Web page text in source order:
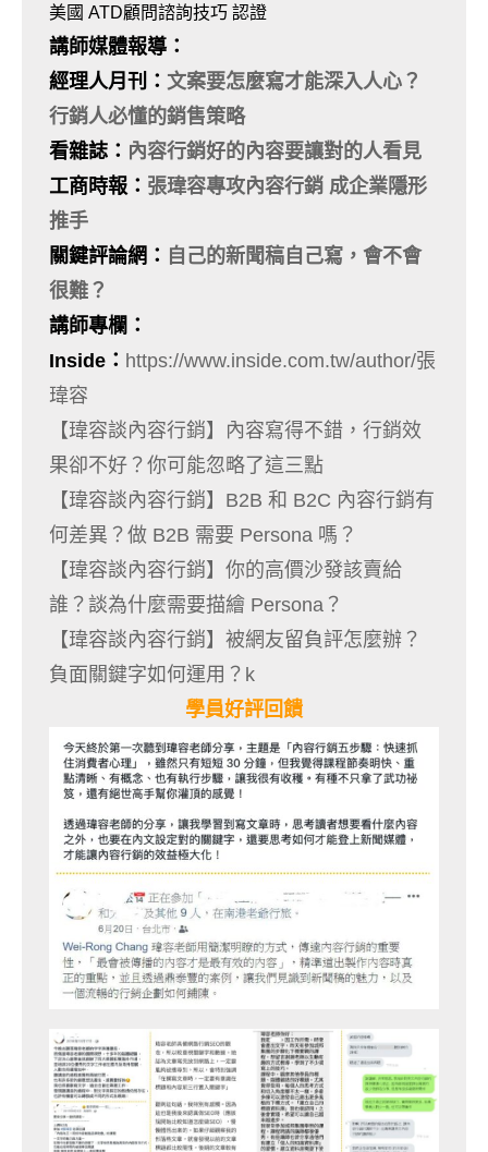
美國 ATD顧問諮詢技巧 認證
講師媒體報導：
經理人月刊 ： 文案要怎麼寫才能深入人心？
行銷人必懂的銷售策略
看雜誌 ： 內容行銷好的內容要讓對的人看見
工商時報 ： 張瑋容專攻內容行銷 成企業隱形
推手
關鍵評論網： 自己的新聞稿自己寫，會不會
很難？
講師專欄：
Inside ： https://www.inside.com.tw/author/張
瑋容
【瑋容談內容行銷】內容寫得不錯，行銷效
果卻不好？你可能忽略了這三點
【瑋容談內容行銷】B2B 和 B2C 內容行銷有
何差異？做 B2B 需要 Persona 嗎？
【瑋容談內容行銷】你的高價沙發該賣給
誰？談為什麼需要描繪 Persona？
【瑋容談內容行銷】被網友留負評怎麼辦？
負面關鍵字如何運用？k
學員好評回饋